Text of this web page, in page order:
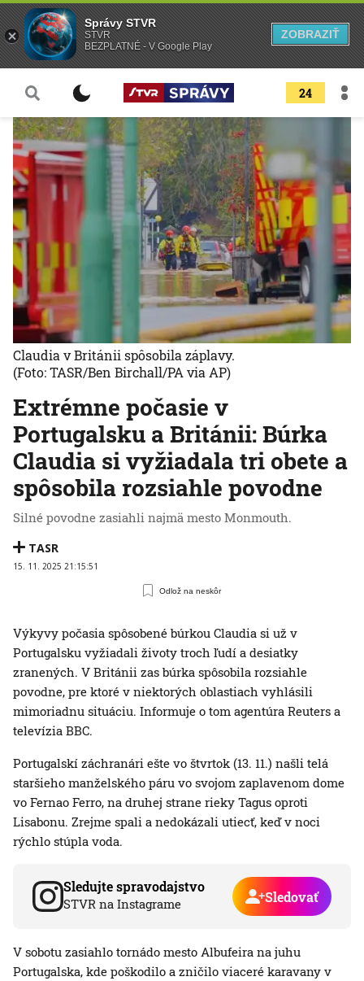
24
Extrémne počasie v
Portugalsku a Británii: Búrka
Claudia si vyžiadala tri obete a
spôsobila rozsiahle povodne
Silné povodne zasiahli najmä mesto Monmouth.
TASR
15. 11. 2025 21:15:51
Odlož na neskôr
Claudia v Británii spôsobila záplavy.
(Foto: TASR/Ben Birchall/PA via AP)
Výkyvy počasia spôsobené búrkou Claudia si už v
Portugalsku vyžiadali životy troch ľudí a desiatky
zranených. V Británii zas búrka spôsobila rozsiahle
povodne, pre ktoré v niektorých oblastiach vyhlásili
mimoriadnu situáciu. Informuje o tom agentúra Reuters a
televízia BBC.
Portugalskí záchranári ešte vo štvrtok (13. 11.) našli telá
staršieho manželského páru vo svojom zaplavenom dome
vo Fernao Ferro, na druhej strane rieky Tagus oproti
Lisabonu. Zrejme spali a nedokázali utiecť, keď v noci
rýchlo stúpla voda.
Sledujte spravodajstvo
STVR na Instagrame Sledovať
V sobotu zasiahlo tornádo mesto Albufeira na juhu
Portugalska, kde poškodilo a zničilo viaceré karavany v
Správy STVR
STVR
BEZPLATNÉ - V Google Play
ZOBRAZIŤ